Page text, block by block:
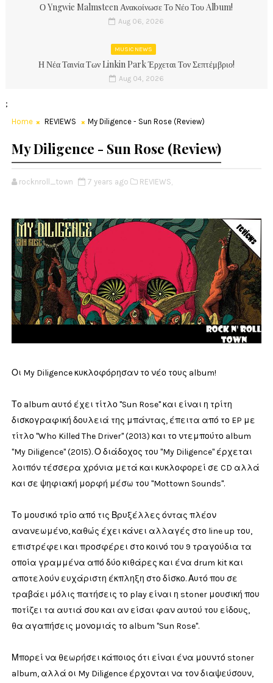
Ο Yngwie Malmsteen Ανακοίνωσε Το Νέο Του Album!
Aug 06, 2026
MUSIC NEWS
Η Νέα Ταινία Των Linkin Park Έρχεται Τον Σεπτέμβριο!
Aug 04, 2026
;
Home REVIEWS My Diligence - Sun Rose (Review)
My Diligence - Sun Rose (Review)
rocknroll_town 7 years ago REVIEWS,
Οι My Diligence κυκλοφόρησαν το νέο τους album!
Το album αυτό έχει τίτλο "Sun Rose" και είναι η τρίτη
δισκογραφική δουλειά της μπάντας, έπειτα από το EP με
τίτλο "Who Killed The Driver" (2013) και το ντεμπούτο album
"My Diligence" (2015). Ο διάδοχος του "My Diligence" έρχεται
λοιπόν τέσσερα χρόνια μετά και κυκλοφορεί σε CD αλλά
και σε ψηφιακή μορφή μέσω του "Mottown Sounds".
Το μουσικό τρίο από τις Βρυξέλλες όντας πλέον
ανανεωμένο, καθώς έχει κάνει αλλαγές στο line up του,
επιστρέφει και προσφέρει στο κοινό του 9 τραγούδια τα
οποία γραμμένα από δύο κιθάρες και ένα drum kit και
αποτελούν ευχάριστη έκπληξη στο δίσκο. Αυτό που σε
τραβάει μόλις πατήσεις το play είναι η stoner μουσική που
ποτίζει τα αυτιά σου και αν είσαι φαν αυτού του είδους,
θα αγαπήσεις μονομιάς το album "Sun Rose".
Μπορεί να θεωρήσει κάποιος ότι είναι ένα μουντό stoner
album, αλλά οι My Diligence έρχονται να τον διαψεύσουν,